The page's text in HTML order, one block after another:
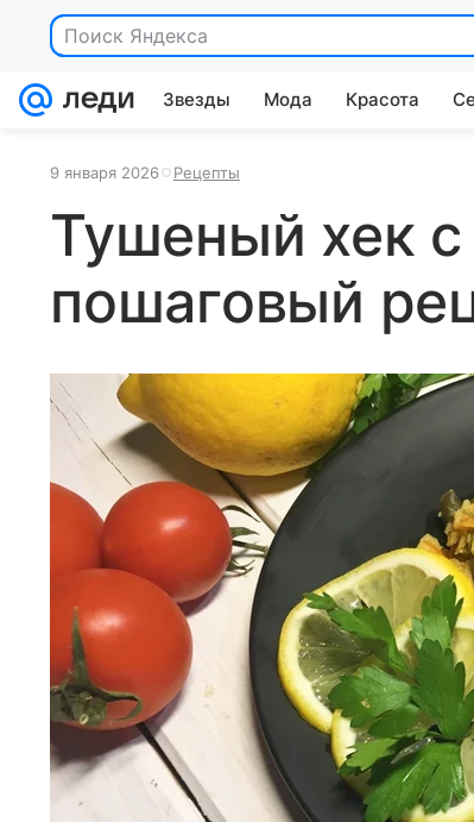
Поиск Яндекса
Звезды Мода Красота
9 января 2026 Рецепты
Тушеный хек
пошаговый